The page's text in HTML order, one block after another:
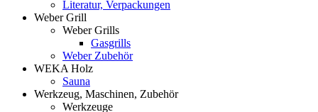
Literatur, Verpackungen
Weber Grill
Weber Grills
Gasgrills
Weber Zubehör
WEKA Holz
Sauna
Werkzeug, Maschinen, Zubehör
Werkzeuge